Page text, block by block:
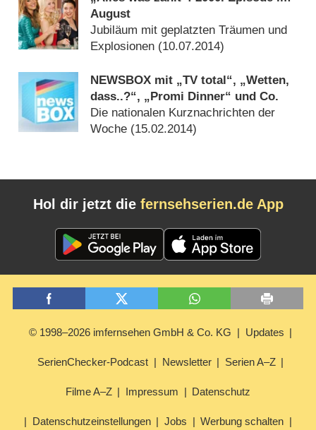
August
Jubiläum mit geplatzten Träumen und
Explosionen (10.07.2014)
NEWSBOX mit „TV total“, „Wetten,
dass..?“, „Promi Dinner“ und Co.
Die nationalen Kurznachrichten der
Woche (15.02.2014)
Hol dir jetzt die fernsehserien.de App
© 1998–2026 imfernsehen GmbH & Co. KG Updates
SerienChecker-Podcast Newsletter Serien A–Z
Filme A–Z Impressum Datenschutz
Datenschutzeinstellungen Jobs Werbung schalten